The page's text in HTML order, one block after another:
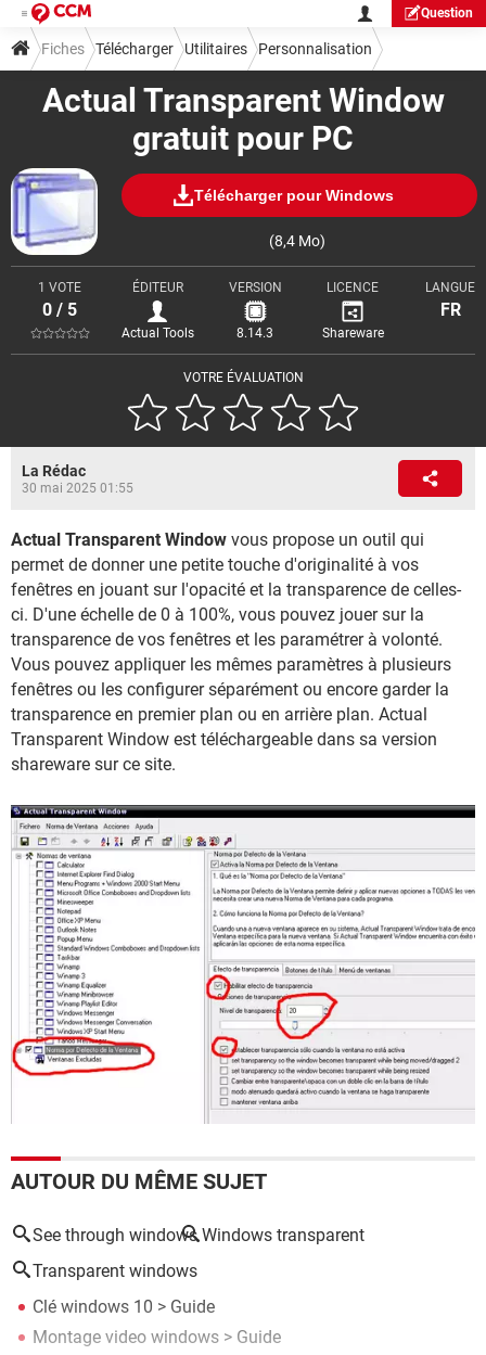
Question
Actual Transparent Window
gratuit pour PC
Télécharger pour Windows
(8,4 Mo)
VOTRE ÉVALUATION
1 VOTE
0 / 5
ÉDITEUR
Actual Tools
VERSION
8.14.3
LICENCE
Shareware
LANGUE
FR
Fiches Télécharger Utilitaires Personnalisation
La Rédac
30 mai 2025 01:55
Actual Transparent Window vous propose un outil qui
permet de donner une petite touche d'originalité à vos
fenêtres en jouant sur l'opacité et la transparence de celles-
ci. D'une échelle de 0 à 100%, vous pouvez jouer sur la
transparence de vos fenêtres et les paramétrer à volonté.
Vous pouvez appliquer les mêmes paramètres à plusieurs
fenêtres ou les configurer séparément ou encore garder la
transparence en premier plan ou en arrière plan. Actual
Transparent Window est téléchargeable dans sa version
shareware sur ce site.
AUTOUR DU MÊME SUJET
See through windows Windows transparent
Transparent windows
Clé windows 10 > Guide
Montage video windows > Guide